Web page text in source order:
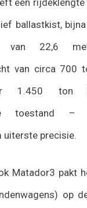
een
ballastkist,
van 22,6
van circa 700
1.450 ton
toestand –
uiterste precisie.
Matador3 pakt
op